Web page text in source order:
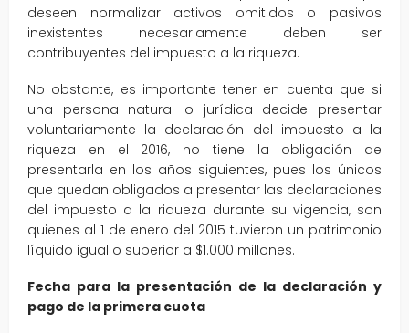
deseen normalizar activos omitidos o pasivos
inexistentes necesariamente deben ser
contribuyentes del impuesto a la riqueza.
No obstante, es importante tener en cuenta que si
una persona natural o jurídica decide presentar
voluntariamente la declaración del impuesto a la
riqueza en el 2016, no tiene la obligación de
presentarla en los años siguientes, pues los únicos
que quedan obligados a presentar las declaraciones
del impuesto a la riqueza durante su vigencia, son
quienes al 1 de enero del 2015 tuvieron un patrimonio
líquido igual o superior a $1.000 millones.
Fecha para la presentación de la declaración y
pago de la primera cuota